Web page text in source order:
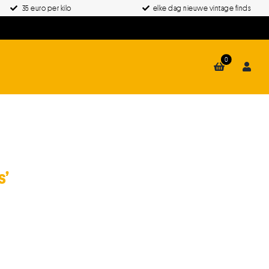
35 euro per kilo elke dag nieuwe vintage finds
0